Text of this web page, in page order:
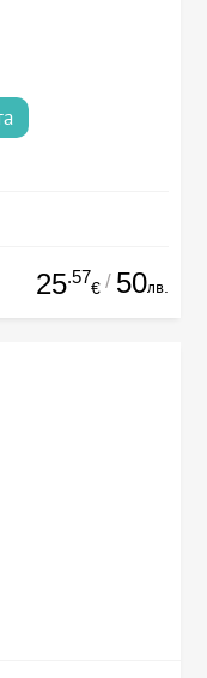
25.57
€ / 50лв.